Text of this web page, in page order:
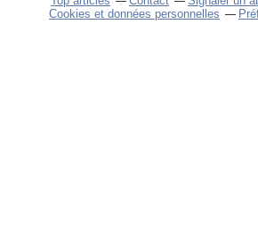
Cookies et données personnelles